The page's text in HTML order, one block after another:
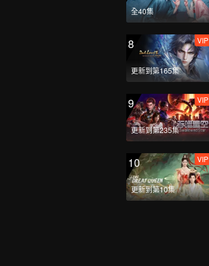
全40集
8
更新到第165集
VIP
9
更新到第235集
VIP
10
更新到第10集
VIP